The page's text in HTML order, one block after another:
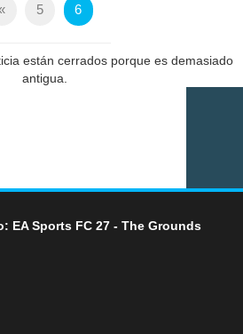
5 6
están cerrados porque es demasiado
antigua.
EA Sports FC 27 - The Grounds